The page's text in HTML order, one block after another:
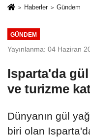
Haberler Gündem
GÜNDEM
Yayınlanma: 04 Haziran
Isparta'da
ve turizme
Dünyanın gül
biri olan